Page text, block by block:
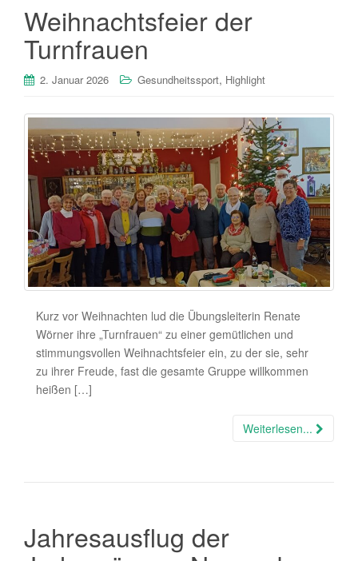
Weihnachtsfeier der
Turnfrauen
2. Januar 2026 Gesundheitssport, Highlight
Kurz vor Weihnachten lud die Übungsleiterin Renate
Wörner ihre „Turnfrauen“ zu einer gemütlichen und
stimmungsvollen Weihnachtsfeier ein, zu der sie, sehr
zu ihrer Freude, fast die gesamte Gruppe willkommen
heißen […]
Weiterlesen...
Jahresausflug der